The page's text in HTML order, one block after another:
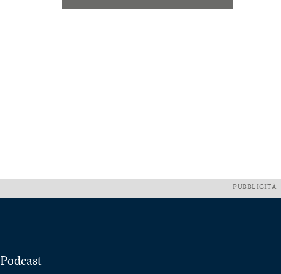
PUBBLICITÀ
Podcast